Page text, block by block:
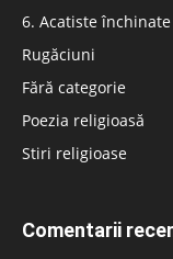
6. Acatiste
Rugăciuni
Fără categorie
Poezia religioasă
Stiri religioase
Comentarii